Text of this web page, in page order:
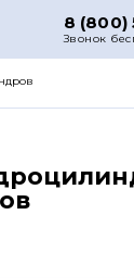
8 (800)
Звонок
О НАС